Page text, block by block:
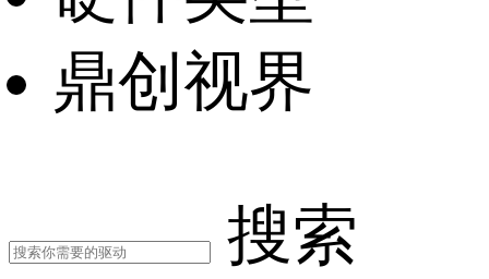
鼎创视界
搜索